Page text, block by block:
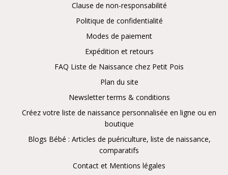
Clause de non-responsabilité
Politique de confidentialité
Modes de paiement
Expédition et retours
FAQ Liste de Naissance chez Petit Pois
Plan du site
Newsletter terms & conditions
Créez votre liste de naissance personnalisée en ligne ou en
boutique
Blogs Bébé : Articles de puériculture, liste de naissance,
comparatifs
Contact et Mentions légales